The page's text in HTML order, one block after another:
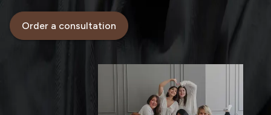
Order a consultation